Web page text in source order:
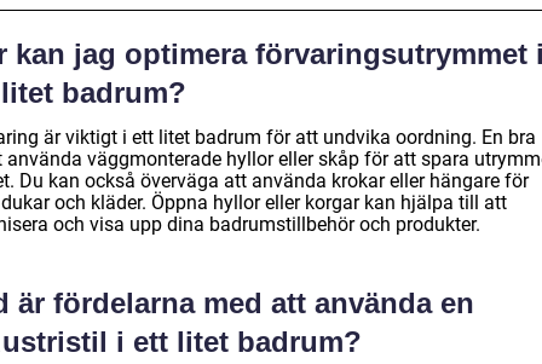
kan jag optimera förvaringsutrymmet
badrum?
är viktigt i ett litet badrum för att undvika oordning. En bra
använda väggmonterade hyllor eller skåp för att spara
Du kan också överväga att använda krokar eller hängare för
och kläder. Öppna hyllor eller korgar kan hjälpa till att
och visa upp dina badrumstillbehör och produkter.
är fördelarna med att använda en
i ett litet badrum?